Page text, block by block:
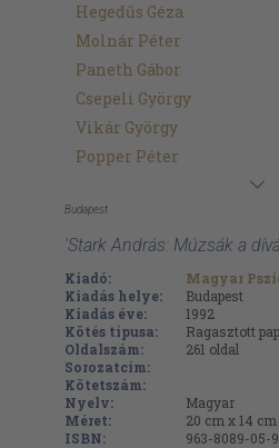
Hegedűs Géza
Molnár Péter
Paneth Gábor
Csepeli György
Vikár György
Popper Péter
Budapest
'Stark András: Múzsák a
Kiadó:
Magyar
Kiadás helye:
Budapest
Kiadás éve:
1992
Kötés típusa:
Ragasztott
Oldalszám:
261 oldal
Sorozatcím:
Kötetszám:
Nyelv:
Magyar
Méret:
20 cm x 14 cm
ISBN:
963-8089-05-9